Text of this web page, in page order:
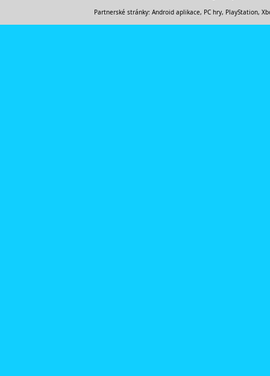
Partnerské stránky: Android aplikace, PC hry, PlayStation,